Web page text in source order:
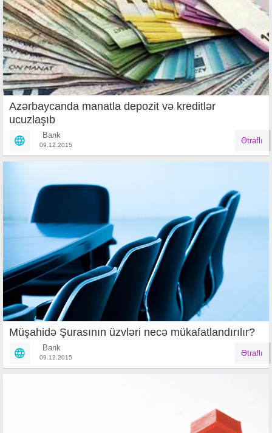
Azərbaycanda manatla depozit və kreditlər
ucuzlaşıb
Bank
09.12.2015 Ətraflı
Müşahidə Şurasının üzvləri necə mükafatlandırılır?
Bank
09.12.2015 Ətraflı